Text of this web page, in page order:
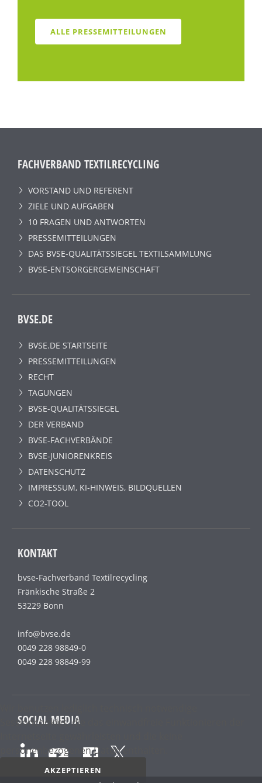
ALLE PRESSEMITTEILUNGEN
FACHVERBAND TEXTILRECYCLING
VORSTAND UND REFERENT
ZIELE UND AUFGABEN
10 FRAGEN UND ANTWORTEN
PRESSEMITTEILUNGEN
DAS BVSE-QUALITÄTSSIEGEL TEXTILSAMMLUNG
BVSE-ENTSORGERGEMEINSCHAFT
BVSE.DE
BVSE.DE STARTSEITE
PRESSEMITTEILUNGEN
RECHT
TAGUNGEN
BVSE-QUALITÄTSSIEGEL
DER VERBAND
BVSE-FACHVERBÄNDE
BVSE-JUNIORENKREIS
DATENSCHUTZ
IMPRESSUM, KI-HINWEIS, BILDQUELLEN
CO2-TOOL
KONTAKT
bvse-Fachverband Textilrecycling
Fränkische Straße 2
53229 Bonn
info@bvse.de
0049 228 98849-0
0049 228 98849-99
SOCIAL MEDIA
Sessioncookies, die das einwandfreie Funktionieren der
personenbezogenen Daten enthalten.
AKZEPTIEREN